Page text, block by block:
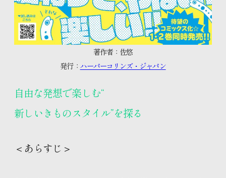
著作者：佐悠
発行： ハーパーコリンズ・ジャパン
自由な発想で楽しむ“
新しいきものスタイル”を探る
＜あらすじ＞